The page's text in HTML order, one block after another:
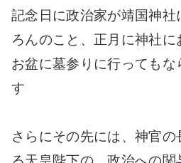
記念日に政治家が靖国神社
ろんのこと、正月に神社に
お盆に墓参りに行ってもな
す
さらにその先には、神官